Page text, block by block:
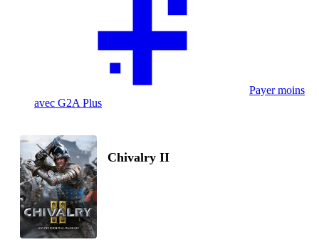
Payer moins
avec G2A Plus
Chivalry II